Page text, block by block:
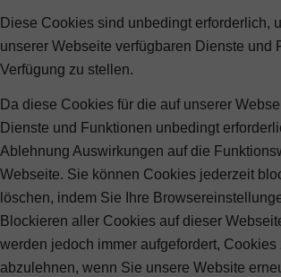
Diese Cookies sind unbedingt erforderlich,
unserer Webseite verfügbaren Dienste und
Verfügung zu stellen.
Da diese Cookies für die auf unserer
Dienste und Funktionen unbedingt
Ablehnung Auswirkungen auf die
Webseite. Sie können Cookies jederzeit
löschen, indem Sie Ihre
Blockieren aller Cookies auf dieser
werden jedoch immer aufgefordert, Cookies
abzulehnen, wenn Sie unsere Website